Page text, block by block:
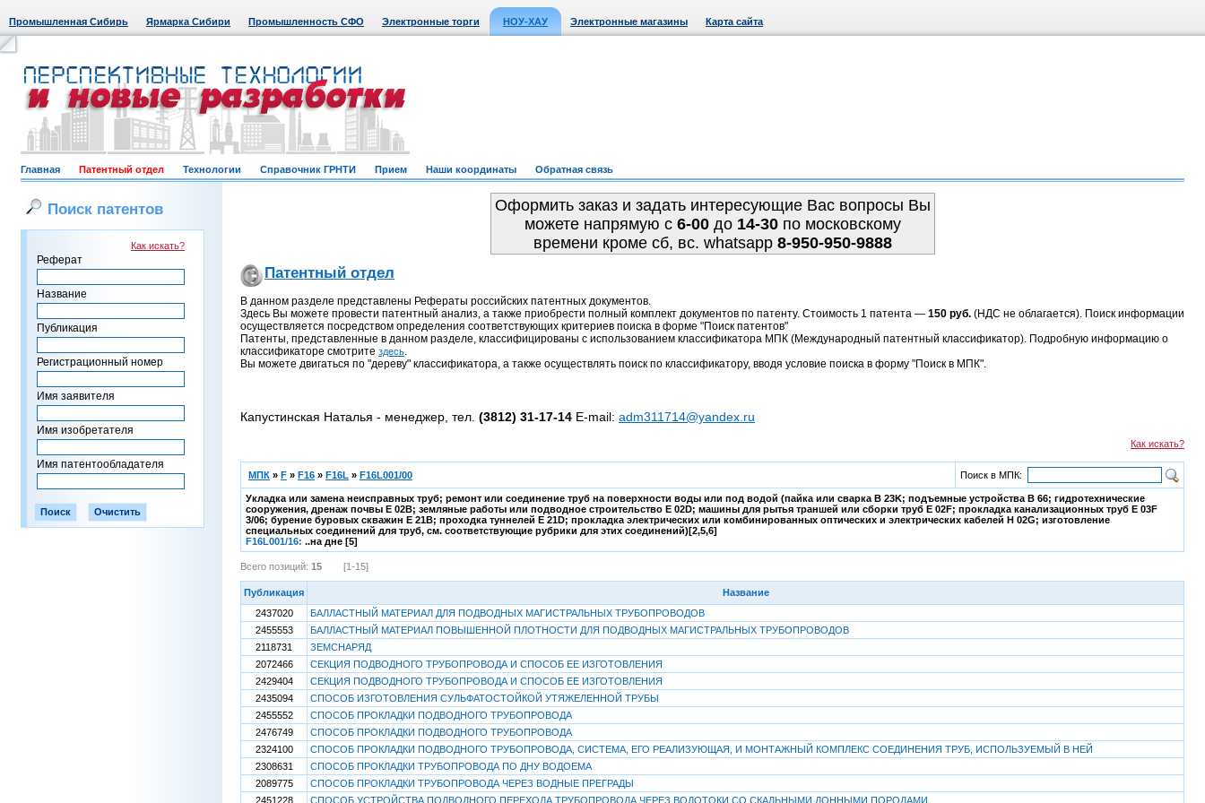
Промышленная Сибирь Ярмарка Сибири Промышленность СФО Электронные торги НОУ-ХАУ Электронные магазины Карта сайта
Главная Патентный отдел Технологии Справочник ГРНТИ Прием Наши координаты Обратная связь
Поиск патентов
Как искать?
Реферат
Название
Публикация
Регистрационный номер
Имя заявителя
Имя изобретателя
Имя патентообладателя
Оформить заказ и задать интересующие Вас вопросы Вы
можете напрямую c 6-00до 14-30по московскому
времени кроме сб, вс. whatsapp 8-950-950-9888
Патентный отдел
В данном разделе представлены Рефераты российских патентных документов.
Здесь Вы можете провести патентный анализ, а также приобрести полный комплект документов по патенту. Стоимость 1 патента — 150 руб. (НДС не облагается). Поиск информации
осуществляется посредством определения соответствующих критериев поиска в форме "Поиск патентов"
Патенты, представленные в данном разделе, классифицированы с использованием классификатора МПК (Международный патентный классификатор). Подробную информацию о
классификаторе смотрите здесь.
Вы можете двигаться по "дереву" классификатора, а также осуществлять поиск по классификатору, вводя условие поиска в форму "Поиск в МПК".
Капустинская Наталья - менеджер, тел. (3812) 31-17-14 E-mail: adm311714@yandex.ru
Как искать?
МПК » F » F16 » F16L » F16L001/00 Поиск в МПК:
Укладка или замена неисправных труб; ремонт или соединение труб на поверхности воды или под водой (пайка или сварка B 23K; подъемные устройства B 66; гидротехнические
сооружения, дренаж почвы E 02B; земляные работы или подводное строительство E 02D; машины для рытья траншей или сборки труб E 02F; прокладка канализационных труб E 03F
3/06; бурение буровых скважин E 21B; проходка туннелей E 21D; прокладка электрических или комбинированных оптических и электрических кабелей H 02G; изготовление
специальных соединений для труб, см. соответствующие рубрики для этих соединений)[2,5,6]
F16L001/16: ..на дне [5]
Всего позиций: 15 [1-15]
Публикация
Название
2437020
БАЛЛАСТНЫЙ МАТЕРИАЛ ДЛЯ ПОДВОДНЫХ МАГИСТРАЛЬНЫХ ТРУБОПРОВОДОВ
2455553
БАЛЛАСТНЫЙ МАТЕРИАЛ ПОВЫШЕННОЙ ПЛОТНОСТИ ДЛЯ ПОДВОДНЫХ МАГИСТРАЛЬНЫХ ТРУБОПРОВОДОВ
2118731
ЗЕМСНАРЯД
2072466
СЕКЦИЯ ПОДВОДНОГО ТРУБОПРОВОДА И СПОСОБ ЕЕ ИЗГОТОВЛЕНИЯ
2429404
СЕКЦИЯ ПОДВОДНОГО ТРУБОПРОВОДА И СПОСОБ ЕЕ ИЗГОТОВЛЕНИЯ
2435094
СПОСОБ ИЗГОТОВЛЕНИЯ СУЛЬФАТОСТОЙКОЙ УТЯЖЕЛЕННОЙ ТРУБЫ
2455552
СПОСОБ ПРОКЛАДКИ ПОДВОДНОГО ТРУБОПРОВОДА
2476749
СПОСОБ ПРОКЛАДКИ ПОДВОДНОГО ТРУБОПРОВОДА
2324100
СПОСОБ ПРОКЛАДКИ ПОДВОДНОГО ТРУБОПРОВОДА, СИСТЕМА, ЕГО РЕАЛИЗУЮЩАЯ, И МОНТАЖНЫЙ КОМПЛЕКС СОЕДИНЕНИЯ ТРУБ, ИСПОЛЬЗУЕМЫЙ В НЕЙ
2308631
СПОСОБ ПРОКЛАДКИ ТРУБОПРОВОДА ПО ДНУ ВОДОЕМА
2089775
СПОСОБ ПРОКЛАДКИ ТРУБОПРОВОДА ЧЕРЕЗ ВОДНЫЕ ПРЕГРАДЫ
2451228
СПОСОБ УСТРОЙСТВА ПОДВОДНОГО ПЕРЕХОДА ТРУБОПРОВОДА ЧЕРЕЗ ВОДОТОКИ СО СКАЛЬНЫМИ ДОННЫМИ ПОРОДАМИ